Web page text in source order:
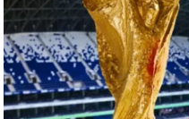
स्खे
प
र्य
ट
न